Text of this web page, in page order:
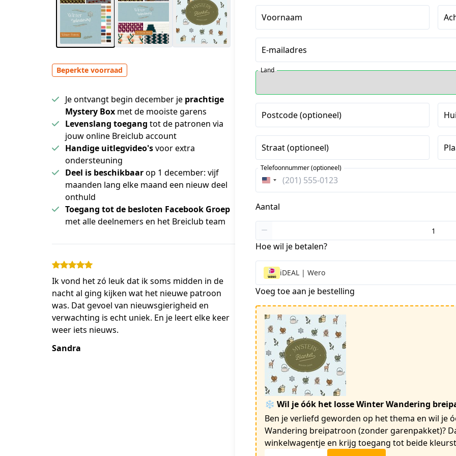
Beperkte voorraad
Je ontvangt begin december je prachtige
Mystery Box met de mooiste garens
Levenslang toegang tot de patronen via
jouw online Breiclub account
Handige uitlegvideo'svoor extra
ondersteuning
Deel is beschikbaarop 1 december: vijf
maanden lang elke maand een nieuw deel
onthuld
Toegang tot de besloten Facebook Groep
met alle deelnemers en het Breiclub team
Ik vond het zó leuk dat ik soms midden in de
nacht al ging kijken wat het nieuwe patroon
was. Dat gevoel van nieuwsgierigheid en
verwachting is echt uniek. En je leert elke keer
weer iets nieuws.
Sandra
Voornaam
E-mailadres
Land
Postcode (optioneel)
Straat (optioneel)
Verenigde
Staten
+1
Telefoonnummer (optioneel)
Aantal
Hoe wil je betalen?
iDEAL | Wero
Voeg toe aan je bestelling
❄️ Wil je óók het losse Winter Wandering
Ben je verliefd geworden op het thema en wil je
Wandering breipatroon (zonder garenpakket)?
winkelwagentje en krijg toegang tot beide